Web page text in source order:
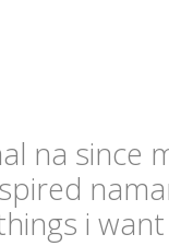
na since
i